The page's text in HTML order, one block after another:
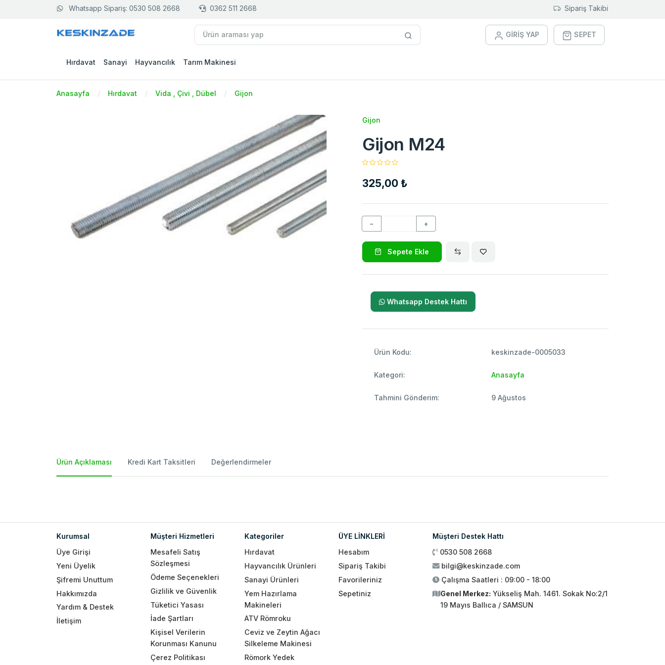
Whatsapp Sipariş: 0530 508 2668 0362 511 2668 Sipariş Takibi
GİRİŞ YAP SEPET
Hırdavat Sanayi Hayvancılık Tarım Makinesi
Anasayfa Hırdavat Vida , Çivi , Dübel Gijon
Gijon
Gijon M24
325,00 ₺
− +
Sepete Ekle
Whatsapp Destek Hattı
Ürün Kodu: keskinzade-0005033
Kategori: Anasayfa
Tahmini Gönderim: 9 Ağustos
Ürün Açıklaması Kredi Kart Taksitleri Değerlendirmeler
Kurumsal
Üye Girişi
Yeni Üyelik
Şifremi Unuttum
Hakkımızda
Yardım & Destek
İletişim
Müşteri Hizmetleri
Mesafeli Satış
Sözleşmesi
Ödeme Seçenekleri
Gizlilik ve Güvenlik
Tüketici Yasası
İade Şartları
Kişisel Verilerin
Korunması Kanunu
Çerez Politikası
Kategoriler
Hırdavat
Hayvancılık Ürünleri
Sanayi Ürünleri
Yem Hazırlama
Makineleri
ATV Römroku
Ceviz ve Zeytin Ağacı
Silkeleme Makinesi
Römork Yedek
ÜYE LİNKLERİ
Hesabım
Sipariş Takibi
Favorileriniz
Sepetiniz
Müşteri Destek Hattı
0530 508 2668
bilgi@keskinzade.com
Çalışma Saatleri : 09:00 - 18:00
Genel Merkez: Yükseliş Mah. 1461. Sokak No:2/1
19 Mayıs Ballıca / SAMSUN